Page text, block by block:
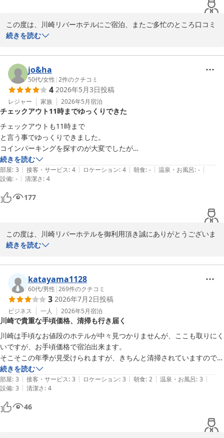
この度は、川崎リバーホテルにご宿泊、またご多忙のところ口コミ
へのご投稿も誠にありがとうございました。
当ホテルのサービスの朝食などに関しまして、有難いご感想を頂
き、嬉しく思っております。
朝食サービスは、物価高が続く中、概ねお客様にご満足頂けている
様で、安堵しております。
今後も、お客様が快適にお過ごし頂ける様にスタッフ一同サービス
の向上に努めて参ります。
お近くまでお越しの際は、また足をお運び下さい。
お客様のご来館を、スタッフ一同お待ちしております。
川崎リバーホテル
2026-05-09
続きを読む
jo&ha
50代/女性 |2件のクチコミ
4 2026年5月3日投稿
レジャー 家族 2026年5月宿泊
チェックアウト11時までゆっくりできた
チェックアウトも11時まで
と言う事でゆっくりできました。
コインパーキングを探すのが大変でしたが
また機会があれば利用したいと思います。
続きを読む
部屋: 3 | 接客・サービス: 4 | ロケーション: 4 | 朝食: - | 温泉・お風呂: - |
設備: - | 清潔さ: 4
177
この度は、川崎リバーホテルを御利用頂き誠にありがとうございま
す。
ご投稿にあります様に、当ホテルのチェックアウトは、お客様にご
ゆっくりとお過ごし頂ける様に11時となっております。
お客様より、またご利用したいとのお言葉は何よりうれしい事でご
ざいます。
今後も、お客様に快適にお過ごし頂ける様にスタッフ一同さらにサ
ービス向上に努めさせて頂きたいとたいと思います。
お近くにお越しの際は、また足をお運び下さい。
お客様の又のご来館を、スタッフ一同心よりお待ちしております。
川崎リバーホテル
続きを読む
katayama1128
60代/男性 |269件のクチコミ
3 2026年7月2日投稿
ビジネス 一人 2026年5月宿泊
川崎で貴重な手頃価格、清掃も行き届く
川崎は手頃なお値段のホテルが中々見つかりませんが、ここも取りにく
いですが、お手頃価格で宿泊出来ます。
そこそこの年季が見受けられますが、きちんと清掃されていますので、
続きを読む
部屋: 3 | 接客・サービス: 3 | ロケーション: 3 | 朝食: 2 | 温泉・お風呂: 3 |
設備: 3 | 清潔さ: 4
46